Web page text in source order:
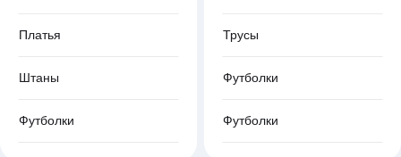
Платья
Штаны
Футболки
Трусы
Футболки
Футболки